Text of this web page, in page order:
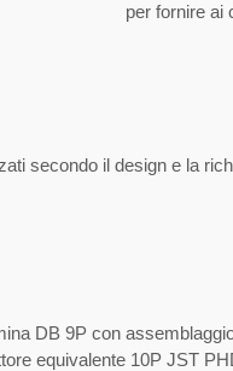
per fornire ai
secondo il design e la
DB 9P con
equivalente 10P JST